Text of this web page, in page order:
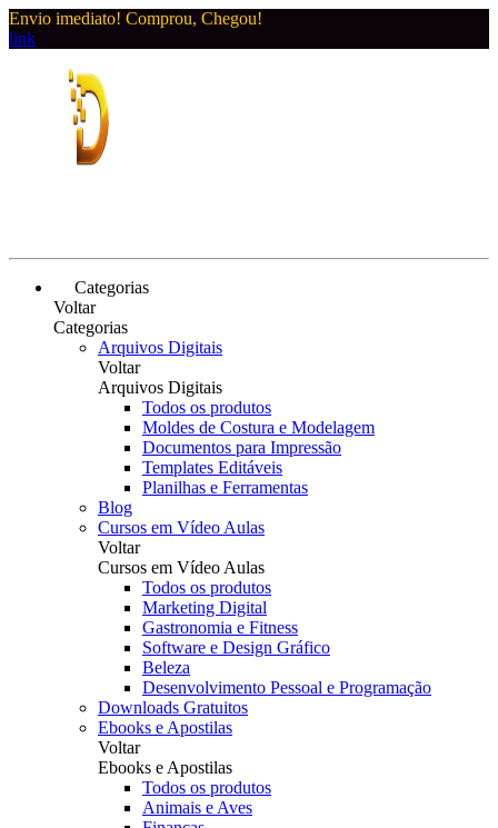
Envio imediato! Comprou, Chegou!
link
Categorias
Voltar
Categorias
Arquivos Digitais
Voltar
Arquivos Digitais
Todos os produtos
Moldes de Costura e Modelagem
Documentos para Impressão
Templates Editáveis
Planilhas e Ferramentas
Blog
Cursos em Vídeo Aulas
Voltar
Cursos em Vídeo Aulas
Todos os produtos
Marketing Digital
Gastronomia e Fitness
Software e Design Gráfico
Beleza
Desenvolvimento Pessoal e Programação
Downloads Gratuitos
Ebooks e Apostilas
Voltar
Ebooks e Apostilas
Todos os produtos
Animais e Aves